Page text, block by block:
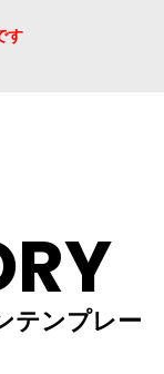
す
テンプレー